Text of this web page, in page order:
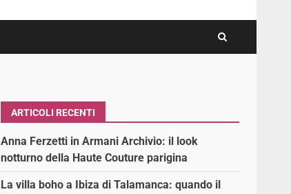
ARTICOLI RECENTI
Anna Ferzetti in Armani Archivio: il look
notturno della Haute Couture parigina
La villa boho a Ibiza di Talamanca: quando il